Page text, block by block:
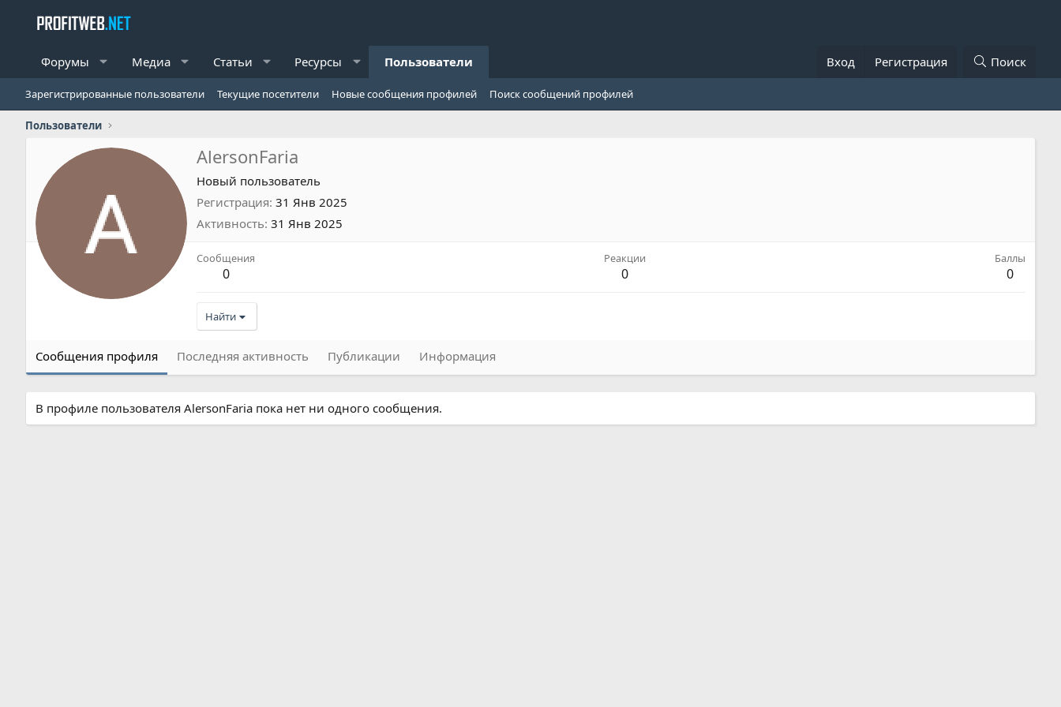
Форумы Медиа Статьи Ресурсы Пользователи Вход Регистрация Поиск
Зарегистрированные пользователи Текущие посетители Новые сообщения профилей Поиск сообщений профилей
Пользователи
AlersonFaria
Новый пользователь
Регистрация 31 Янв 2025
Активность 31 Янв 2025
Сообщения
0
Реакции
0
Баллы
0
Найти
Сообщения профиля Последняя активность Публикации Информация
В профиле пользователя AlersonFaria пока нет ни одного сообщения.